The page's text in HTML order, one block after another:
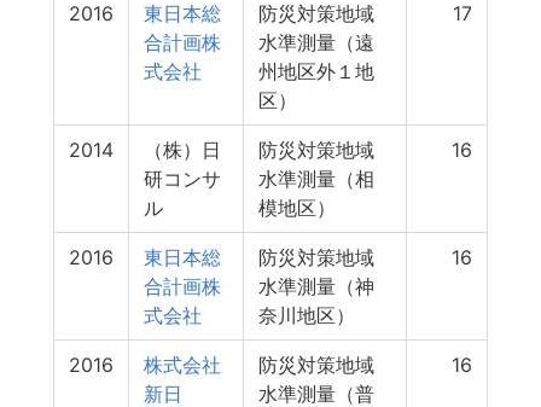
2016
東日本総
合計画株
式会社
防災対策地域
水準測量（遠
州地区外１地
区）
17
2014
（株）日
研コンサ
ル
防災対策地域
水準測量（相
模地区）
16
2016
東日本総
合計画株
式会社
防災対策地域
水準測量（神
奈川地区）
16
2016
株式会社
新日
防災対策地域
水準測量（普
16